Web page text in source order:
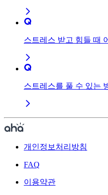
스트레스 받고 힘들 때
스트레스를 풀 수 있는
개인정보처리방침
FAQ
이용약관